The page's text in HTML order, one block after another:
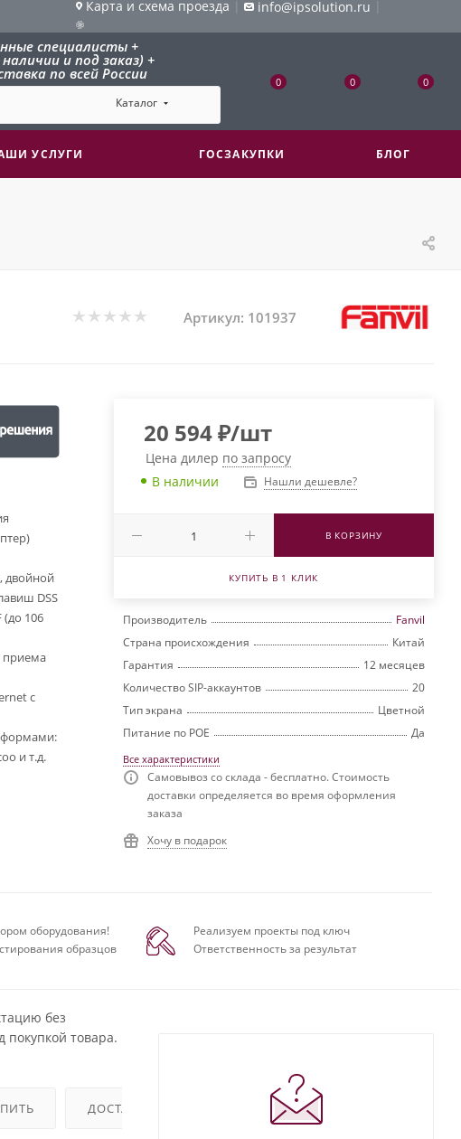
Карта и схема проезда | info@ipsolution.ru |
специалисты +
и под заказ) +
по всей России
Каталог
0 0 0
УСЛУГИ ГОСЗАКУПКИ БЛОГ
Артикул: 101937
двойной
DSS
(до 106
приема
с
и т.д.
20 594₽/шт
Цена дилер по запросу
В наличии
Нашли дешевле?
В КОРЗИНУ
КУПИТЬ В 1 КЛИК
Производитель
Fanvil
Страна происхождения
Китай
Гарантия
12 месяцев
Количество SIP-аккаунтов
20
Тип экрана
Цветной
Питание по РОЕ
Да
Все характеристики
Самовывоз со склада - бесплатно. Стоимость
доставки определяется во время оформления
заказа
Хочу в подарок
оборудования!
образцов
Реализуем проекты под ключ
Ответственность за результат
без
товара.
ДОСТАВКА